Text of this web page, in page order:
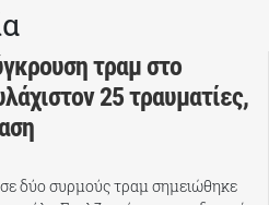
τραμ στο
25 τραυματίες,
δύο συρμούς τραμ σημειώθηκε